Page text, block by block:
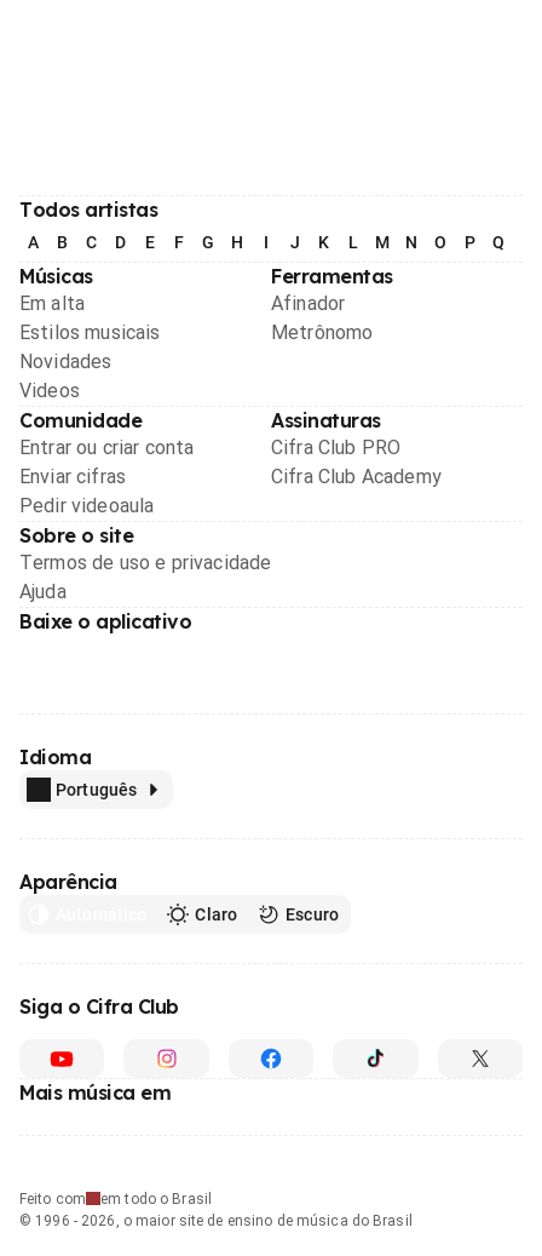
Todos artistas
A B C D E F G H I J K L M N O P Q
Músicas
Em alta
Estilos musicais
Novidades
Videos
Ferramentas
Afinador
Metrônomo
Comunidade
Entrar ou criar conta
Enviar cifras
Pedir videoaula
Assinaturas
Cifra Club PRO
Cifra Club Academy
Sobre o site
Termos de uso e privacidade
Ajuda
Baixe o aplicativo
Idioma
Português
Aparência
Claro Escuro
Siga o Cifra Club
Mais música em
Feito com
em todo o Brasil
© 1996 - 2026, o maior site de ensino de música do Brasil